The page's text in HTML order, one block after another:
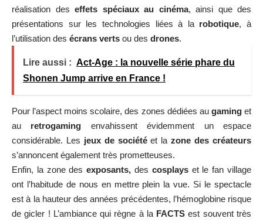
réalisation des effets spéciaux au cinéma, ainsi que des
présentations sur les technologies liées à la robotique, à
l’utilisation des écrans verts ou des drones.
Lire aussi : Act-Age : la nouvelle série phare du
Shonen Jump arrive en France !
Pour l’aspect moins scolaire, des zones dédiées au gaminget
au retrogaming envahissent évidemment un espace
considérable. Les jeux de sociétéet la zone des créateurs
s’annoncent également très prometteuses.
Enfin, la zone desexposants, des cosplayset le fan village
ont l’habitude de nous en mettre plein la vue. Si le spectacle
est à la hauteur des années précédentes, l’hémoglobine risque
de gicler ! L’ambiance qui règne à la FACTS est souvent très